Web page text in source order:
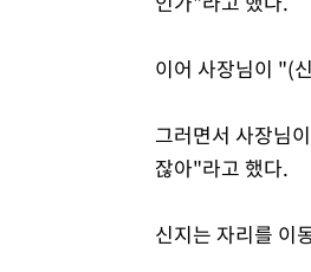
이어 사장님이 "(
그러면서 사장님
잖아"라고 했다.
신지는 자리를 이